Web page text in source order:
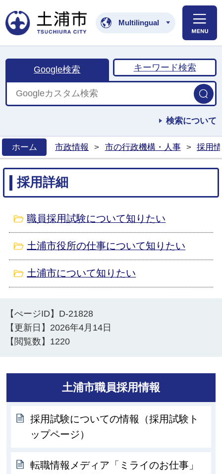
土浦市公式ホームペ
Multilingual
Google検索 キーワード検索
検索について
ホーム
市政情報 > 市の行政機構・人事 > 採用
採用詳細
職員採用試験について知りたい
土浦市役所の仕事について知りたい
土浦市について知りたい
【ぺージID】 D-21828
【更新日】 2026年4月14日
【閲覧数】 1220
土浦市職員採用情報
採用試験についての情報（採用試験ト
ップページ）
転職情報メディア「ミライのお仕事」